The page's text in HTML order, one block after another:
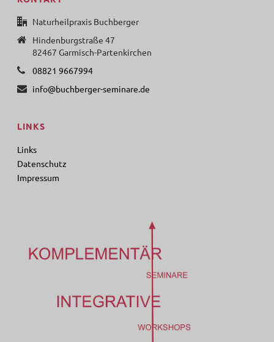
Naturheilpraxis Buchberger
Hindenburgstraße 47
82467 Garmisch-Partenkirchen
08821 9667994
info@buchberger-seminare.de
LINKS
Links
Datenschutz
Impressum